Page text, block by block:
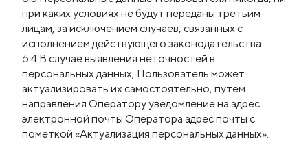
при каких условиях не будут переданы третьим
лицам, за исключением случаев, связанных с
исполнением действующего законодательства.
6.4.В случае выявления неточностей в
персональных данных, Пользователь может
актуализировать их самостоятельно, путем
направления Оператору уведомление на адрес
электронной почты Оператора адрес почты с
пометкой «Актуализация персональных данных».